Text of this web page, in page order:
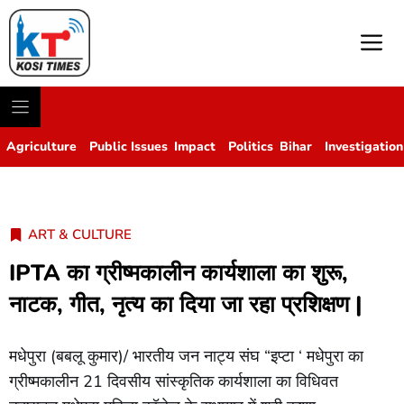
Agriculture Public Issues Impact Politics Bihar Investigation
ART & CULTURE
IPTA का ग्रीष्मकालीन कार्यशाला का शुरू,
नाटक, गीत, नृत्य का दिया जा रहा प्रशिक्षण |
मधेपुरा (बबलू कुमार)/ भारतीय जन नाट्य संघ “इप्टा ‘ मधेपुरा का
ग्रीष्मकालीन 21 दिवसीय सांस्कृतिक कार्यशाला का विधिवत